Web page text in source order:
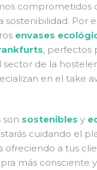
comprometidos
sostenibilidad. Por
envases
, perfectos
de la
en el take
son sostenibles y
cuidando el
ofreciendo a tus
más consciente